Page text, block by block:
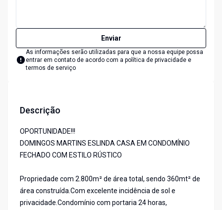
Enviar
As informações serão utilizadas para que a nossa equipe possa
entrar em contato de acordo com a política de privacidade e
termos de serviço
Descrição
OPORTUNIDADE!!!
DOMINGOS MARTINS ESLINDA CASA EM CONDOMÍNIO
FECHADO COM ESTILO RÚSTICO
Propriedade com 2.800m² de área total, sendo 360mt² de
área construída.Com excelente incidência de sol e
privacidade.Condomínio com portaria 24 horas,